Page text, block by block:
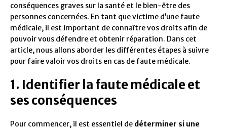
conséquences graves sur la santé et le bien-être des
personnes concernées. En tant que victime d’une faute
médicale, il est important de connaître vos droits afin de
pouvoir vous défendre et obtenir réparation. Dans cet
article, nous allons aborder les différentes étapes à suivre
pour faire valoir vos droits en cas de faute médicale.
1. Identifier la faute médicale et
ses conséquences
Pour commencer, il est essentiel de déterminer si une